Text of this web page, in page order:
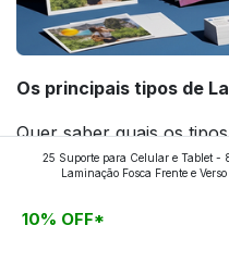
Os principais tipos de
Quer saber quais os
aplicados nos
continue a leitura que
25 Suporte para Celular e Tablet
Laminação Fosca Frente e
10% OFF*